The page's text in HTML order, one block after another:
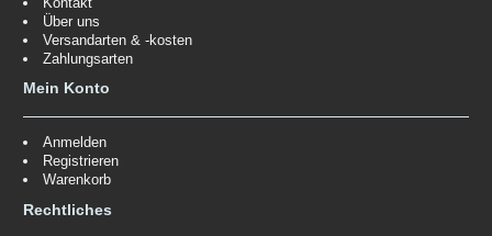
Über uns
Versandarten & -kosten
Zahlungsarten
Mein Konto
Anmelden
Registrieren
Warenkorb
Rechtliches